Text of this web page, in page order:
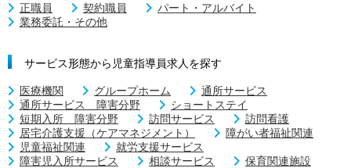
正職員 契約職員
パート・アルバイト
業務委託・その他
サービス形態から児童指導員求人を探す
医療機関 グループホーム
通所サービス
通所サービス 障害分野
ショートステイ
短期入所 障害分野
訪問サービス
訪問看護
居宅介護支援（ケアマネジメント）
障がい者福祉関連
児童福祉関連
就労支援サービス
障害児入所サービス
相談サービス
保育関連施設